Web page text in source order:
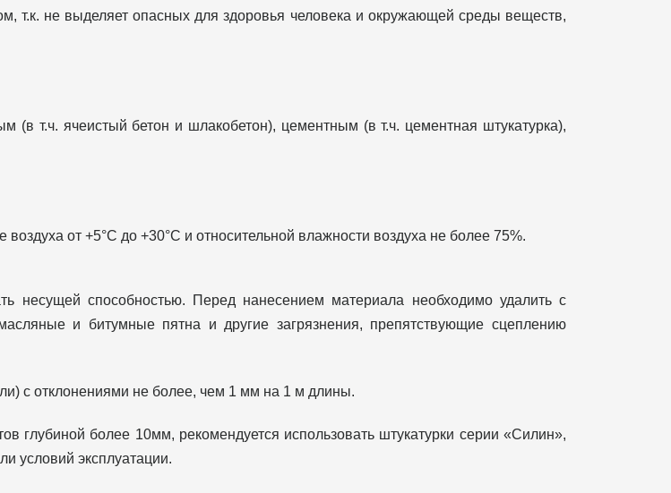
т.к. не выделяет опасных для здоровья человека и окружающей среды веществ,
т.ч. ячеистый бетон и шлакобетон), цементным (в т.ч. цементная штукатурка),
от +5°С до +30°С и относительной влажности воздуха не более 75%.
несущей способностью. Перед нанесением материала необходимо удалить с
и битумные пятна и другие загрязнения, препятствующие сцеплению
с отклонениями не более, чем 1 мм на 1 м длины.
глубиной более 10мм, рекомендуется использовать штукатурки серии «Силин»,
условий эксплуатации.